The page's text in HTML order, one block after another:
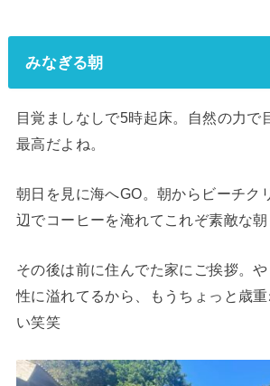
みなぎる朝
目覚ましなしで5時起床。自然の力で
最高だよね。
朝日を見に海へGO。朝からビーチク
辺でコーヒーを淹れてこれぞ素敵な朝
その後は前に住んでた家にご挨拶。
性に溢れてるから、もうちょっと歳
い笑笑